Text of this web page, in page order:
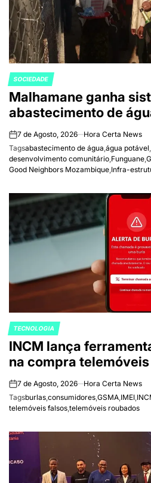
POSTED
IN
SOCIEDADE
Malhamane ganha
abastecimento de
on7 de Agosto, 2026
Hora Certa News
Tagsabastecimento de água,água potável,
desenvolvimento comunitário,Funguane,
Good Neighbors Mozambique,Infra-
POSTED
IN
TECNOLOGIA
INCM lança
na compra telemóveis
on7 de Agosto, 2026
Hora Certa News
Tagsburlas,consumidores,GSMA,IMEI,
telemóveis falsos,telemóveis roubados